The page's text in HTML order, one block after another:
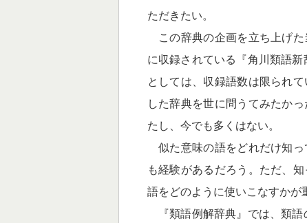
ただきたい。
この辞典の企画を立ち上げた
に収録されている
『角川類語新
としては、収録語数は限られ
した辞典を世に問うてみたか
たし、今でも多くはない。
似た意味の語をどれだけ知っ
も経験があるだろう。ただ、
語をどのように使いこなすかが
『類語例解辞典』では、類語